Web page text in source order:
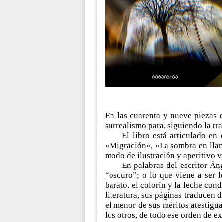
En las cuarenta y nueve piezas
surrealismo para, siguiendo la
El libro está articulado en
«Migración», «La sombra en
modo de ilustración y aperitivo
En palabras del escritor
“oscuro”; o lo que viene a ser
barato, el colorín y la leche
literatura, sus páginas traducen
el menor de sus méritos
los otros, de todo ese orden de